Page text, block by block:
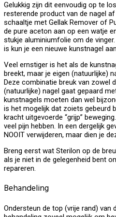
Gelukkig zijn dit eenvoudig op te
resterende product van de nagel
schaaltje met Gellak Remover of
de pure aceton aan op een watje
stukje aluminiumfolie om de
is kun je een nieuwe kunstnagel
Veel ernstiger is het als de
breekt, maar je eigen (natuurlijke)
Deze combinatie breuk van zowel
(natuurlijke) nagel gaat gepaard
kunstnagels moeten dan wel
is het mogelijk dat zoiets gebeurd
kracht uitgevoerde “grijp”
veel pijn hebben. In een dergelijk
NOOIT verwijderen, maar dien je
Breng eerst wat Sterilon op de
als je niet in de gelegenheid bent
repareren.
Behandeling
Ondersteun de top (vrije rand) van